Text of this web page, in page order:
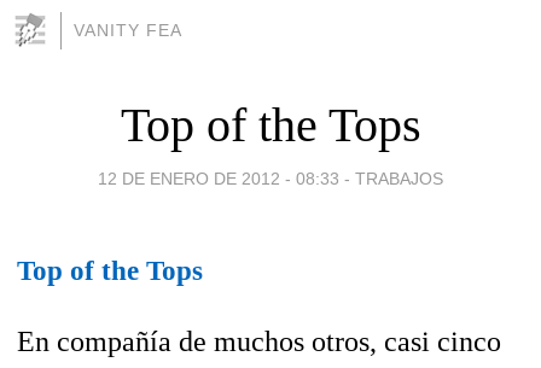
VANITY FEA
Top of the Tops
12 DE ENERO DE 2012 - 08:33 - TRABAJOS
Top of the Tops
En compañía de muchos otros, casi cinco